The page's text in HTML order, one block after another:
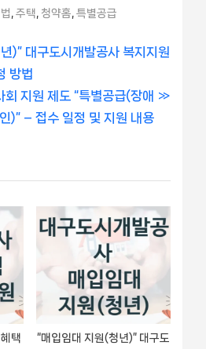
주택 청약홈 특별공급
)” 대구도시개발공사 복지지원
방법
지원 제도 “특별공급(장애
인)” – 접수 일정 및 지원 내용
택
“매입임대 지원(청년)” 대구도